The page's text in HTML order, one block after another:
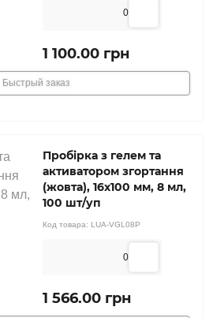
0
1 100.00 грн
Быстрый заказ
Пробірка з гелем та
активатором згортання
(жовта), 16х100 мм, 8 мл,
100 шт/уп
Код товара: LUA-VGL08P
0
1 566.00 грн